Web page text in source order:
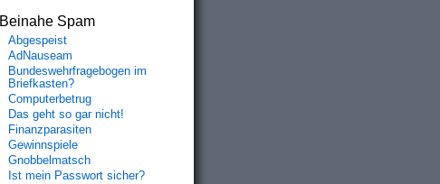
Beinahe Spam
Abgespeist
AdNauseam
Bundeswehrfragebogen im
Briefkasten?
Computerbetrug
Das geht so gar nicht!
Finanzparasiten
Gewinnspiele
Gnobbelmatsch
Ist mein Passwort sicher?